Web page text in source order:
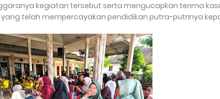
kegiatan tersebut serta mengucapkan terima
telah mempercayakan pendidikan putra-putrinya